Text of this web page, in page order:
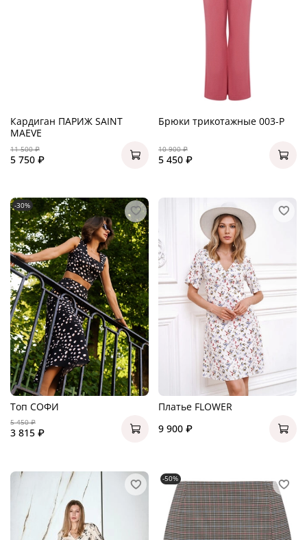
Кардиган ПАРИЖ SAINT
MAEVE
11 500 ₽
5 750 ₽
Брюки трикотажные 003-P
10 900 ₽
5 450 ₽
-30%
Топ СОФИ
5 450 ₽
3 815 ₽
Платье FLOWER
9 900 ₽
-50%